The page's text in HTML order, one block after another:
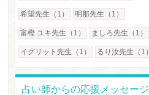
希望先生（1） 明那先生（1）
富樫 ユキ先生（1） ましろ先生（1）
イグリット先生（1） るり汝先生（1）
占い師からの応援メッセージ